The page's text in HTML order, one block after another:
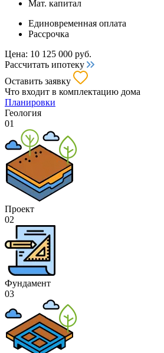
Мат. капитал
Единовременная оплата
Рассрочка
Цена: 10 125 000 руб.
Рассчитать ипотеку
Оставить заявку
Что входит в комплектацию дома
Планировки
Геология
01
Проект
02
Фундамент
03